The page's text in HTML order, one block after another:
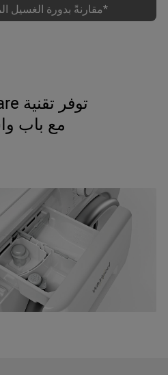
توفر تقنية FreshCare+ واجهة ذكية وسهلة الاستخدام تسهّل التعامل مع الغسالة وتضمن تجربة غسيل ممتعة للجميع.
مع باب